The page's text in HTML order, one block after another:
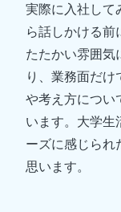
実際に入社して
ら話しかける前
たたかい雰囲気
り、業務面だ
や考え方につい
います。大学生
ーズに感じられ
思います。